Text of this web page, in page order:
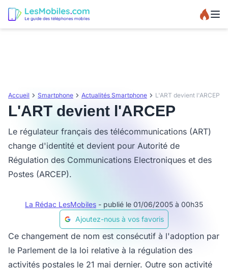
Accueil Smartphone Actualités Smartphone L'ART devient l'ARCEP
L'ART devient l'ARCEP
Le régulateur français des télécommunications (ART)
change d'identité et devient pour Autorité de
Régulation des Communications Electroniques et des
Postes (ARCEP).
La Rédac LesMobiles - publié le 01/06/2005 à 00h35
Ajoutez-nous à vos favoris
Ce changement de nom est consécutif à l'adoption par
le Parlement de la loi relative à la régulation des
activités postales le 21 mai dernier. Outre son activité